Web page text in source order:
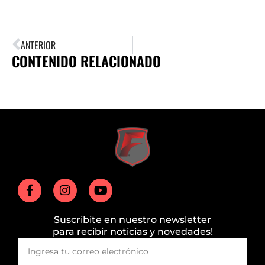
ANTERIOR
CONTENIDO RELACIONADO
Suscribite en nuestro newsletter
para recibir noticias y novedades!